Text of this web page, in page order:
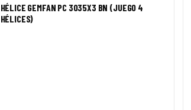
HÉLICE GEMFAN PC 3035X3 BN (JUEGO 4
HÉLICES)